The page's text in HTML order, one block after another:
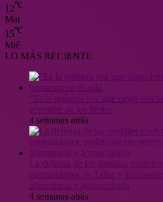
12℃
Mar
15℃
Mié
LO MÁS RECIENTE
4 semanas atrás
4 semanas atrás